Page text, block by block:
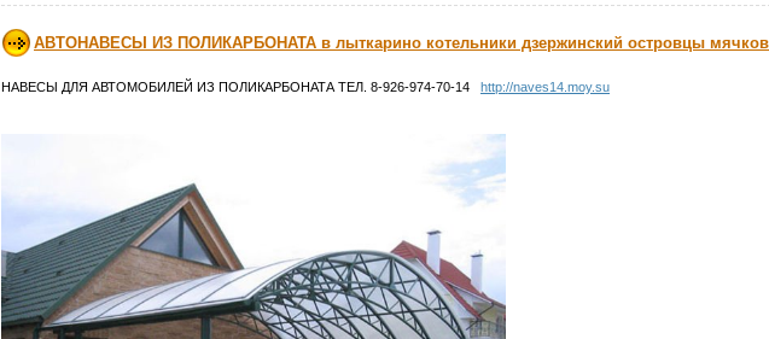
АВТОНАВЕСЫ ИЗ ПОЛИКАРБОНАТА в лыткарино котельники дзержинский островцы
НАВЕСЫ ДЛЯ АВТОМОБИЛЕЙ ИЗ ПОЛИКАРБОНАТА ТЕЛ. 8-926-974-70-14 http://naves14.moy.su